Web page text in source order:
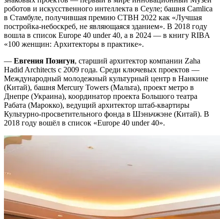
роботов и искусственного интеллекта в Сеуле; башня Camlica
в Стамбуле, получившая премию СТВН 2022 как «Лучшая
постройка-небоскреб, не являющаяся зданием». В 2018 году
вошла в список Europe 40 under 40, а в 2024 — в книгу RIBA
«100 женщин: Архитекторы в практике».
— Евгения Позигун, старший архитектор компании Zaha
Hadid Architects с 2009 года. Среди ключевых проектов —
Международный молодежный культурный центр в Нанкине
(Китай), башня Mercury Towers (Мальта), проект метро в
Днепре (Украина), координатор проекта Большого театра
Рабата (Марокко), ведущий архитектор штаб-квартиры
Культурно-просветительного фонда в Шэньчжэне (Китай). В
2018 году вошёл в список «Europe 40 under 40».